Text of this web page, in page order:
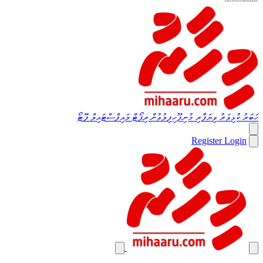
ހަބަރުކުޅިވަރު ވިޔަފާރި މުނިފޫހިފިލުވުންރިޕޯޓް ލައިފްސްޓައިލް ފޮޓޯ
RegisterLogin